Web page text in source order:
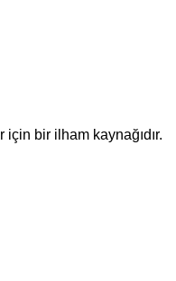
bir ilham kaynağıdır.